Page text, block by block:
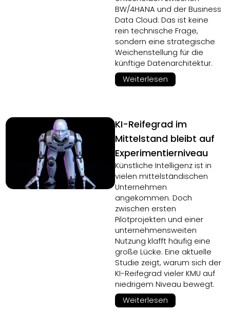
BW/4HANA und der Business
Data Cloud. Das ist keine
rein technische Frage,
sondern eine strategische
Weichenstellung für die
künftige Datenarchitektur.
Weiterlesen
KI-Reifegrad im
Mittelstand bleibt auf
Experimentierniveau
Künstliche Intelligenz ist in
vielen mittelständischen
Unternehmen
angekommen. Doch
zwischen ersten
Pilotprojekten und einer
unternehmensweiten
Nutzung klafft häufig eine
große Lücke. Eine aktuelle
Studie zeigt, warum sich der
KI-Reifegrad vieler KMU auf
niedrigem Niveau bewegt.
Weiterlesen